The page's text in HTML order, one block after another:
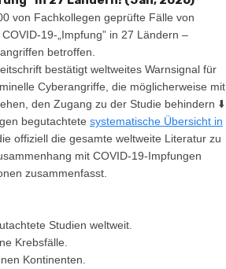
von Fachkollegen geprüfte Fälle von
19-„Impfung” in 27 Ländern –
betroffen.
bestätigt weltweites Warnsignal für
Cyberangriffe, die möglicherweise mit
den Zugang zu der Studie behindern ⬇️
begutachtete systematische Übersicht in
offiziell die gesamte weltweite Literatur zu
mit COVID-19-Impfungen
zusammenfasst.
Studien weltweit.
Krebsfälle.
Kontinenten.